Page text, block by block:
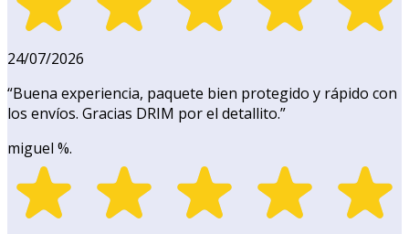
24/07/2026
“Buena experiencia, paquete bien protegido y rápido con
los envíos. Gracias DRIM por el detallito.”
miguel %.